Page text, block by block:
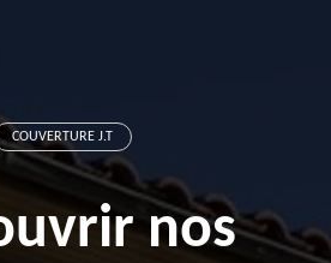
COUVERTURE J.T
nos